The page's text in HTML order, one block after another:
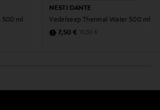
500 ml
NESTI DANTE
Vedelseep Thermal Water 500 ml
Discounted Price
7,50 € Original Price
10,50 €